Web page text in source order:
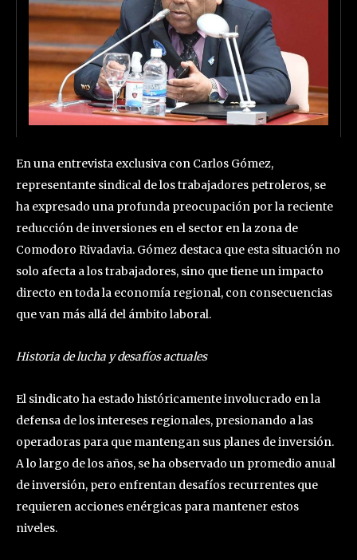
En una entrevista exclusiva con Carlos Gómez,
representante sindical de los trabajadores petroleros, se
ha expresado una profunda preocupación por la reciente
reducción de inversiones en el sector en la zona de
Comodoro Rivadavia. Gómez destaca que esta situación no
solo afecta a los trabajadores, sino que tiene un impacto
directo en toda la economía regional, con consecuencias
que van más allá del ámbito laboral.
Historia de lucha y desafíos actuales
El sindicato ha estado históricamente involucrado en la
defensa de los intereses regionales, presionando a las
operadoras para que mantengan sus planes de inversión.
A lo largo de los años, se ha observado un promedio anual
de inversión, pero enfrentan desafíos recurrentes que
requieren acciones enérgicas para mantener estos
niveles.